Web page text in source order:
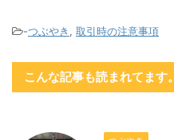
-つぶやき , 取引時の注意事項
こんな記事も読まれてます。